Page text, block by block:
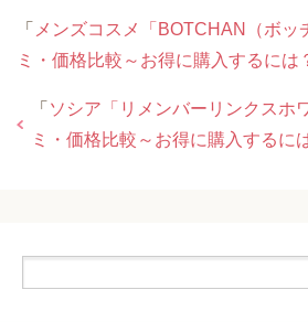
「 メンズコスメ「BOTCHAN（ボッ
ミ・価格比較～お得に購入するには
「 ソシア「リメンバーリンクスホ
ミ・価格比較～お得に購入するに